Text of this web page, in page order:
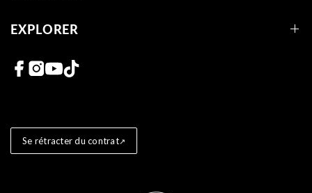
EXPLORER
Liens vers les réseaux sociaux
Se rétracter du contrat